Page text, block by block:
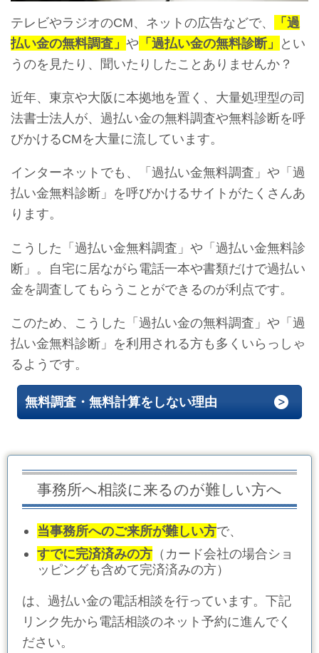
テレビやラジオのCM、ネットの広告などで、
「過
払い金の無料調査」 や 「過払い金の無料診断」
とい
うのを見たり、聞いたりしたことありませんか？
近年、東京や大阪に本拠地を置く、大量処理型の司
法書士法人が、過払い金の無料調査や無料診断を呼
びかけるCMを大量に流しています。
インターネットでも、「過払い金無料調査」や「過
払い金無料診断」を呼びかけるサイトがたくさんあ
ります。
こうした「過払い金無料調査」や「過払い金無料診
断」。自宅に居ながら電話一本や書類だけで過払い
金を調査してもらうことができるのが利点です。
このため、こうした「過払い金の無料調査」や「過
払い金無料診断」を利用される方も多くいらっしゃ
るようです。
無料調査・無料計算をしない理由
事務所へ相談に来るのが難しい方へ
当事務所へのご来所が難しい方で、
すでに完済済みの方 （カード会社の場合ショ
ッピングも含めて完済済みの方）
は、過払い金の電話相談を行っています。下記
リンク先から電話相談のネット予約に進んでく
ださい。